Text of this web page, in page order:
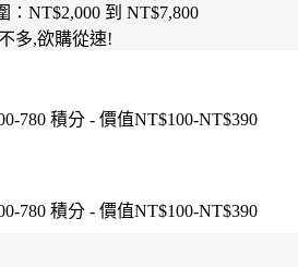
：NT$2,000 到 NT$7,800
多,欲購從速!
780 積分 - 價值NT$100-NT$390
780 積分 - 價值NT$100-NT$390